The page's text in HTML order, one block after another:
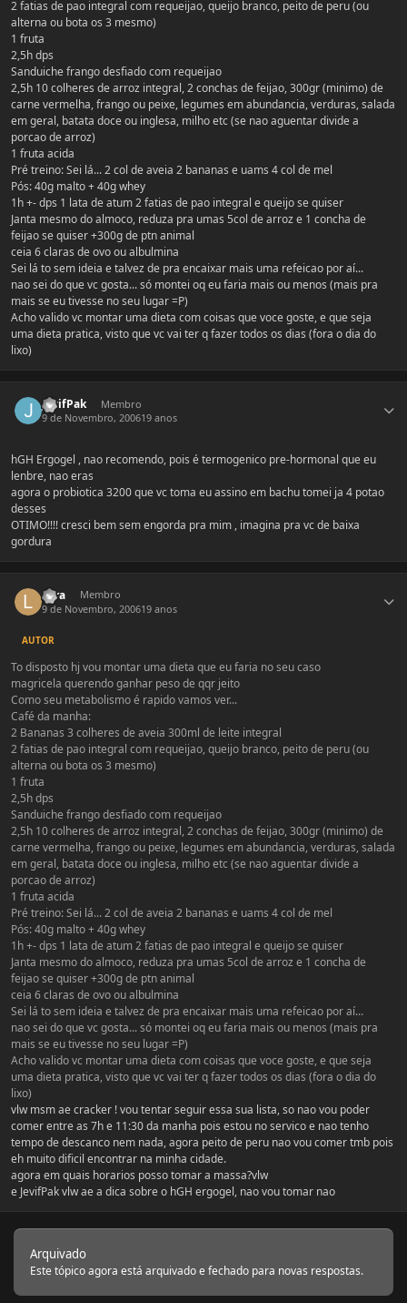
2 fatias de pao integral com requeijao, queijo branco, peito de peru (ou
alterna ou bota os 3 mesmo)
1 fruta
2,5h dps
Sanduiche frango desfiado com requeijao
2,5h 10 colheres de arroz integral, 2 conchas de feijao, 300gr (minimo) de
carne vermelha, frango ou peixe, legumes em abundancia, verduras, salada
em geral, batata doce ou inglesa, milho etc (se nao aguentar divide a
porcao de arroz)
1 fruta acida
Pré treino: Sei lá... 2 col de aveia 2 bananas e uams 4 col de mel
Pós: 40g malto + 40g whey
1h +- dps 1 lata de atum 2 fatias de pao integral e queijo se quiser
Janta mesmo do almoco, reduza pra umas 5col de arroz e 1 concha de
feijao se quiser +300g de ptn animal
ceia 6 claras de ovo ou albulmina
Sei lá to sem ideia e talvez de pra encaixar mais uma refeicao por aí...
nao sei do que vc gosta... só montei oq eu faria mais ou menos (mais pra
mais se eu tivesse no seu lugar =P)
Acho valido vc montar uma dieta com coisas que voce goste, e que seja
uma dieta pratica, visto que vc vai ter q fazer todos os dias (fora o dia do
lixo)
JevifPak
Membro
9 de Novembro, 200619 anos
hGH Ergogel , nao recomendo, pois é termogenico pre-hormonal que eu
lenbre, nao eras
agora o probiotica 3200 que vc toma eu assino em bachu tomei ja 4 potao
desses
OTIMO!!!! cresci bem sem engorda pra mim , imagina pra vc de baixa
gordura
Lyra
Membro
9 de Novembro, 200619 anos
AUTOR
To disposto hj vou montar uma dieta que eu faria no seu caso
magricela querendo ganhar peso de qqr jeito
Como seu metabolismo é rapido vamos ver...
Café da manha:
2 Bananas 3 colheres de aveia 300ml de leite integral
2 fatias de pao integral com requeijao, queijo branco, peito de peru (ou
alterna ou bota os 3 mesmo)
1 fruta
2,5h dps
Sanduiche frango desfiado com requeijao
2,5h 10 colheres de arroz integral, 2 conchas de feijao, 300gr (minimo) de
carne vermelha, frango ou peixe, legumes em abundancia, verduras, salada
em geral, batata doce ou inglesa, milho etc (se nao aguentar divide a
porcao de arroz)
1 fruta acida
Pré treino: Sei lá... 2 col de aveia 2 bananas e uams 4 col de mel
Pós: 40g malto + 40g whey
1h +- dps 1 lata de atum 2 fatias de pao integral e queijo se quiser
Janta mesmo do almoco, reduza pra umas 5col de arroz e 1 concha de
feijao se quiser +300g de ptn animal
ceia 6 claras de ovo ou albulmina
Sei lá to sem ideia e talvez de pra encaixar mais uma refeicao por aí...
nao sei do que vc gosta... só montei oq eu faria mais ou menos (mais pra
mais se eu tivesse no seu lugar =P)
Acho valido vc montar uma dieta com coisas que voce goste, e que seja
uma dieta pratica, visto que vc vai ter q fazer todos os dias (fora o dia do
lixo)
vlw msm ae cracker ! vou tentar seguir essa sua lista, so nao vou poder
comer entre as 7h e 11:30 da manha pois estou no servico e nao tenho
tempo de descanco nem nada, agora peito de peru nao vou comer tmb pois
eh muito dificil encontrar na minha cidade.
agora em quais horarios posso tomar a massa?vlw
e JevifPak vlw ae a dica sobre o hGH ergogel, nao vou tomar nao
Arquivado
Este tópico agora está arquivado e fechado para novas respostas.